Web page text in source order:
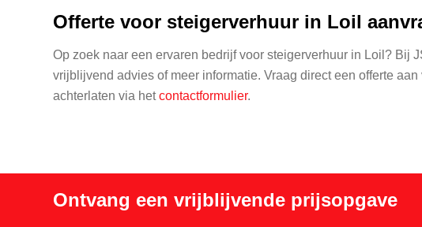
Offerte voor steigerverhuur in Loil
Op zoek naar een ervaren bedrijf voor steigerverhuur in Loil? Bij
vrijblijvend advies of meer informatie. Vraag direct een offerte aan
achterlaten via hetcontactformulier.
Ontvang een vrijblijvende prijsopgave